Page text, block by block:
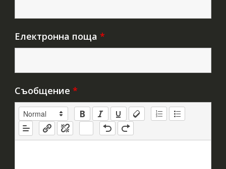
Електронна поща *
Съобщение *